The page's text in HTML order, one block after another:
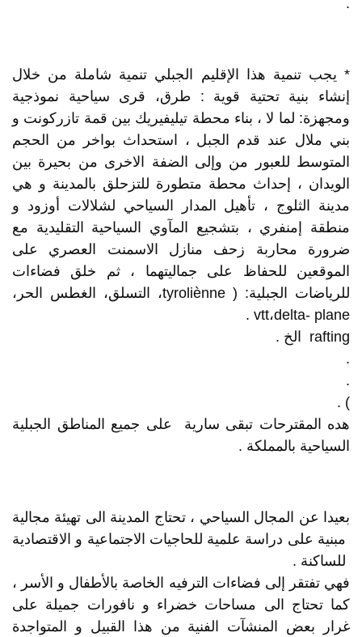
* يجب تنمية هذا الإقليم الجبلي تنمية شاملة من خلال
إنشاء بنية تحتية قوية : طرق، قرى سياحية نموذجية
ومجهزة: لما لا ، بناء محطة تيليفيريك بين قمة تازركونت و
بني ملال عند قدم الجبل ، استحداث بواخر من الحجم
المتوسط للعبور من وإلى الضفة الاخرى من بحيرة بين
الويدان ، إحداث محطة متطورة للتزحلق بالمدينة و هي
مدينة الثلوج ، تأهيل المدار السياحي لشلالات أوزود و
منطقة إمنفري ، بتشجيع المآوي السياحية التقليدية مع
ضرورة محاربة زحف منازل الاسمنت العصري على
الموقعين للحفاظ على جماليتهما ، ثم خلق فضاءات
للرياضات الجبلية: ( tyroliènne، التسلق، الغطس الحر،
vtt،delta- plane .
rafting الخ .
.
.
) .
هده المقترحات تبقى سارية على جميع المناطق الجبلية
السياحية بالمملكة .
بعيدا عن المجال السياحي ، تحتاج المدينة الى تهيئة مجالية
مبنية على دراسة علمية للحاجيات الاجتماعية و الاقتصادية
للساكنة .
فهي تفتقر إلى فضاءات الترفيه الخاصة بالأطفال و الأسر ،
كما تحتاج الى مساحات خضراء و نافورات جميلة على
غرار بعض المنشآت الفنية من هذا القبيل و المتواجدة